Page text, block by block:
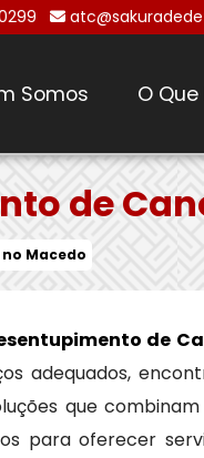
Somos O
de
Macedo
de
adequados,
que
para oferecer